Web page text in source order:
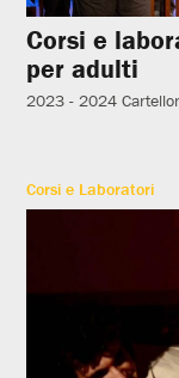
Corsi e
per adulti
2023 - 2024
Corsi e Laboratori